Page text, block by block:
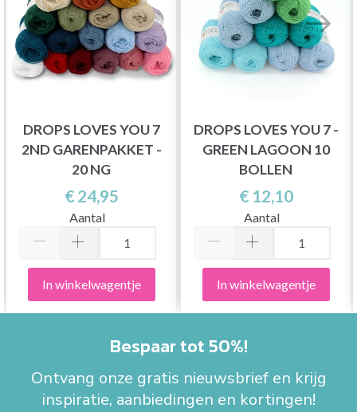
DROPS LOVES YOU 7
2ND GARENPAKKET -
20 NG
€ 24,95
Aantal
In winkelwagentje
DROPS LOVES YOU 7 -
GREEN LAGOON 10
BOLLEN
€ 12,10
Aantal
In winkelwagentje
Bespaar tot 50%!
Ontvang onze gratis nieuwsbrief en krijg
inspiratie, aanbiedingen en kortingen!